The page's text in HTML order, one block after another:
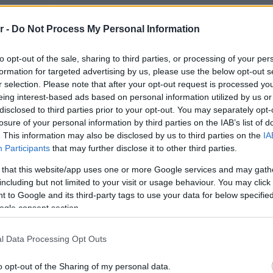
- Do Not Process My Personal Information
opt-out of the sale, sharing to third parties, or processing of your
for targeted advertising by us, please use the below opt-out
selection. Please note that after your opt-out request is processed
interest-based ads based on personal information utilized by us
to third parties prior to your opt-out. You may separately
of your personal information by third parties on the IAB’s list of
This information may also be disclosed by us to third parties on the
Participants that may further disclose it to other third parties.
that this website/app uses one or more Google services and may
but not limited to your visit or usage behaviour. You may
to Google and its third-party tags to use your data for below
consent section.
Data Processing Opt Outs
opt-out of the Sharing of my personal data.
εξοπλισμού.
Με μεγάλη προσοχή έχει
του AFF 2024 για να
αλλά και όσοι απλά θέλουν να
που θρέφουν τόσο
το μαγευτικό τοπίο της
υποστηρικτικής κοινότητας